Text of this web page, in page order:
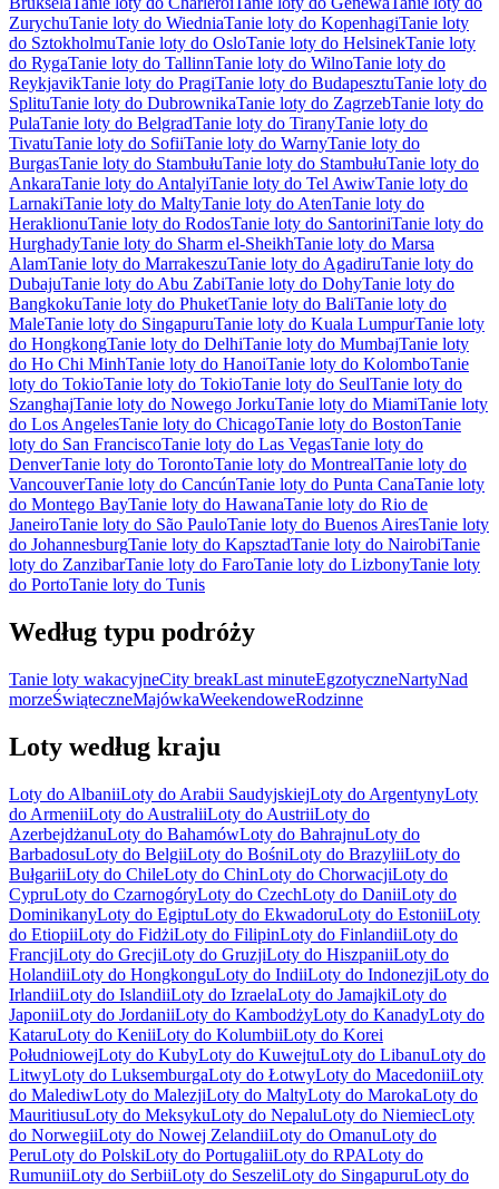
ZurychuTanie loty do WiedniaTanie loty do KopenhagiTanie loty
do SztokholmuTanie loty do OsloTanie loty do HelsinekTanie loty
do RygaTanie loty do TallinnTanie loty do WilnoTanie loty do
ReykjavikTanie loty do PragiTanie loty do BudapesztuTanie loty do
SplituTanie loty do DubrownikaTanie loty do ZagrzebTanie loty do
PulaTanie loty do BelgradTanie loty do TiranyTanie loty do
TivatuTanie loty do SofiiTanie loty do WarnyTanie loty do
BurgasTanie loty do StambułuTanie loty do StambułuTanie loty do
AnkaraTanie loty do AntalyiTanie loty do Tel AwiwTanie loty do
LarnakiTanie loty do MaltyTanie loty do AtenTanie loty do
HeraklionuTanie loty do RodosTanie loty do SantoriniTanie loty do
HurghadyTanie loty do Sharm el-SheikhTanie loty do Marsa
AlamTanie loty do MarrakeszuTanie loty do AgadiruTanie loty do
DubajuTanie loty do Abu ZabiTanie loty do DohyTanie loty do
BangkokuTanie loty do PhuketTanie loty do BaliTanie loty do
MaleTanie loty do SingapuruTanie loty do Kuala LumpurTanie loty
do HongkongTanie loty do DelhiTanie loty do MumbajTanie loty
do Ho Chi MinhTanie loty do HanoiTanie loty do KolomboTanie
loty do TokioTanie loty do TokioTanie loty do SeulTanie loty do
SzanghajTanie loty do Nowego JorkuTanie loty do MiamiTanie loty
do Los AngelesTanie loty do ChicagoTanie loty do BostonTanie
loty do San FranciscoTanie loty do Las VegasTanie loty do
DenverTanie loty do TorontoTanie loty do MontrealTanie loty do
VancouverTanie loty do CancúnTanie loty do Punta CanaTanie loty
do Montego BayTanie loty do HawanaTanie loty do Rio de
JaneiroTanie loty do São PauloTanie loty do Buenos AiresTanie loty
do JohannesburgTanie loty do KapsztadTanie loty do NairobiTanie
loty do ZanzibarTanie loty do FaroTanie loty do LizbonyTanie loty
do PortoTanie loty do Tunis
Według typu podróży
Tanie loty wakacyjneCity breakLast minuteEgzotyczneNartyNad
morzeŚwiąteczneMajówkaWeekendoweRodzinne
Loty według kraju
Loty do AlbaniiLoty do Arabii SaudyjskiejLoty do ArgentynyLoty
do ArmeniiLoty do AustraliiLoty do AustriiLoty do
AzerbejdżanuLoty do BahamówLoty do BahrajnuLoty do
BarbadosuLoty do BelgiiLoty do BośniLoty do BrazyliiLoty do
BułgariiLoty do ChileLoty do ChinLoty do ChorwacjiLoty do
CypruLoty do CzarnogóryLoty do CzechLoty do DaniiLoty do
DominikanyLoty do EgiptuLoty do EkwadoruLoty do EstoniiLoty
do EtiopiiLoty do FidżiLoty do FilipinLoty do FinlandiiLoty do
FrancjiLoty do GrecjiLoty do GruzjiLoty do HiszpaniiLoty do
HolandiiLoty do HongkonguLoty do IndiiLoty do IndonezjiLoty do
IrlandiiLoty do IslandiiLoty do IzraelaLoty do JamajkiLoty do
JaponiiLoty do JordaniiLoty do KambodżyLoty do KanadyLoty do
KataruLoty do KeniiLoty do KolumbiiLoty do Korei
PołudniowejLoty do KubyLoty do KuwejtuLoty do LibanuLoty do
LitwyLoty do LuksemburgaLoty do ŁotwyLoty do MacedoniiLoty
do MalediwLoty do MalezjiLoty do MaltyLoty do MarokaLoty do
MauritiusuLoty do MeksykuLoty do NepaluLoty do NiemiecLoty
do NorwegiiLoty do Nowej ZelandiiLoty do OmanuLoty do
PeruLoty do PolskiLoty do PortugaliiLoty do RPALoty do
RumuniiLoty do SerbiiLoty do SeszeliLoty do SingapuruLoty do